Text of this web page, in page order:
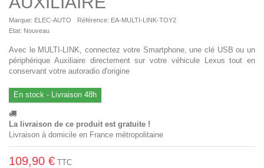
Marque: ELEC-AUTO Référence: EA-MULTI-LINK-TOY2
Etat: Nouveau
Avec le MULTI-LINK, connectez votre Smartphone, une clé USB ou un
périphérique Auxiliaire directement sur votre véhicule Lexus tout en
conservant votre autoradio d'origine
En stock - Livraison 48h
La livraison de ce produit est gratuite !
Livraison à domicile en France métropolitaine
109,90 € TTC